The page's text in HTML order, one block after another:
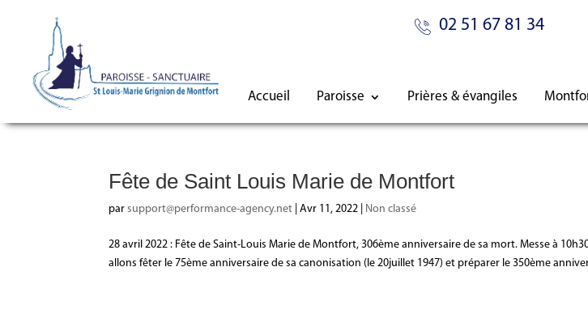
02 51 67 81 34
Accueil Paroisse Prières & évangiles
Fête de Saint Louis Marie de Montfort
parsupport@performance-agency.net |Avr 11, 2022 Non classé
28 avril 2022 : Fête de Saint-Louis Marie de Montfort, 306ème anniversaire de sa mort. Messe à
allons fêter le 75ème anniversaire de sa canonisation (le 20juillet 1947) et préparer le 350ème